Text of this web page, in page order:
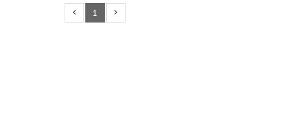
강과 운동에 대해서 주로 쓰기는 했지만 현재 사람들이 궁금해하는 정보들같이 이
1